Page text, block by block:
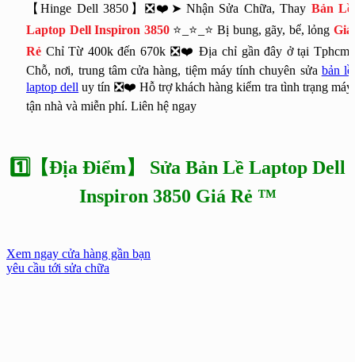
【Hinge Dell 3850】❎❤️➤ Nhận Sửa Chữa, Thay Bản Lề
Laptop Dell Inspiron 3850⭐_⭐_⭐ Bị bung, gãy, bể, lỏngGiá
Rẻ Chỉ Từ 400k đến 670k ❎❤️ Địa chỉ gần đây ở tại Tphcm.
Chỗ, nơi, trung tâm cửa hàng, tiệm máy tính chuyên sửa bản lề
laptop dell uy tín ❎❤️ Hỗ trợ khách hàng kiểm tra tình trạng máy
tận nhà và miễn phí. Liên hệ ngay
1️⃣【Địa Điểm】 Sửa Bản Lề Laptop Dell
Inspiron 3850 Giá Rẻ ™
Xem ngay cửa hàng gần bạn
yêu cầu tới sửa chữa